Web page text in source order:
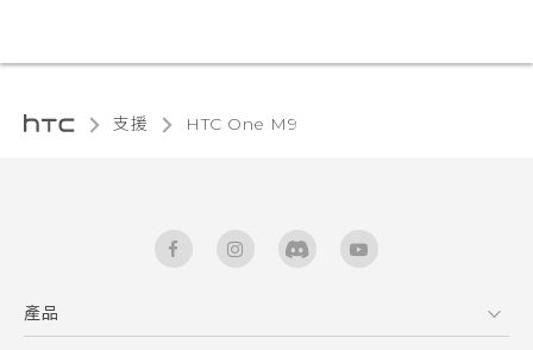
支援 HTC One M9‎
產品